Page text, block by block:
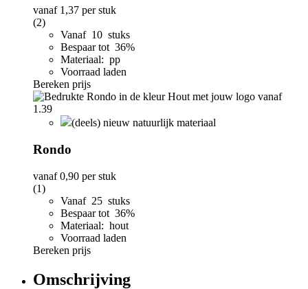
vanaf 1,37 per stuk
(2)
Vanaf 10 stuks
Bespaar tot 36%
Materiaal: pp
Voorraad laden
Bereken prijs
(deels) nieuw natuurlijk materiaal
Rondo
vanaf0,90 per stuk
(1)
Vanaf 25 stuks
Bespaar tot 36%
Materiaal: hout
Voorraad laden
Bereken prijs
Omschrijving